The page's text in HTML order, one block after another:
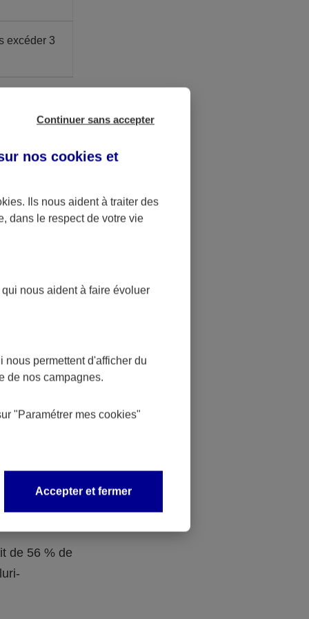
excéder 3
à 41,136 €.
la
aux
de 56 % de
Continuer sans accepter
nos cookies et
. Ils nous aident à traiter des
dans le respect de votre vie
nous aident à faire évoluer
nous permettent d'afficher du
de nos campagnes.
"Paramétrer mes cookies"
Accepter et fermer